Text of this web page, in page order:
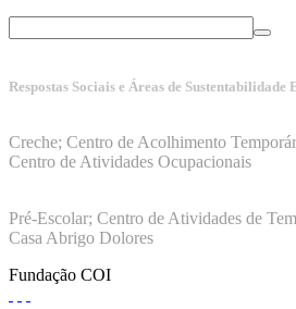
Respostas Sociais e Áreas de
Creche; Centro de Acolhimento
Centro de Atividades Ocupacionais
Pré-Escolar; Centro de Atividades de
Casa Abrigo Dolores
Fundação COI